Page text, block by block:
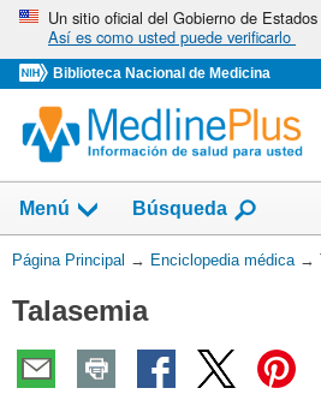
Omita
vaya
al
Contenido
Un sitio oficial del Gobierno de
Así es como usted puede verificarlo
Biblioteca Nacional de Medicina
Menú Búsqueda
Usted
aquí:
Página Principal → Enciclopedia médica →
Talasemia